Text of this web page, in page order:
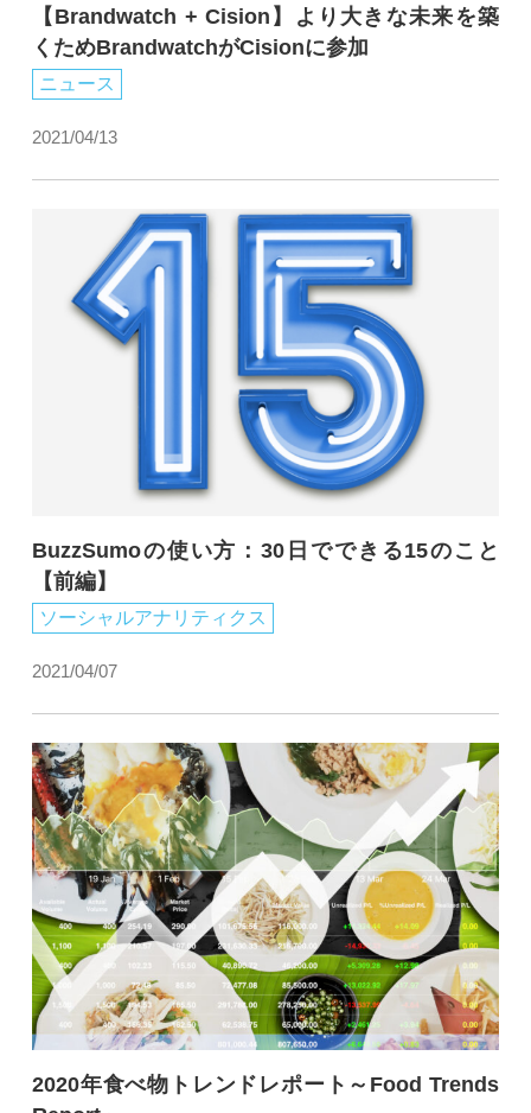
【Brandwatch + Cision】より大きな未来を築
くためBrandwatchがCisionに参加
ニュース
2021/04/13
BuzzSumoの使い方：30日でできる15のこと
【前編】
ソーシャルアナリティクス
2021/04/07
2020年食べ物トレンドレポート～Food Trends